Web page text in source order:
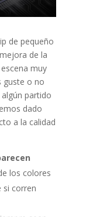
de pequeño
de la
muy
guste o no
partido
dado
a la calidad
los colores
si corren